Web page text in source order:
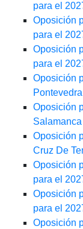
para el
Oposición
para el
Oposición
para el
Oposición
Oposición
Oposición
Cruz De
Oposición
para el
Oposición
para el
Oposición